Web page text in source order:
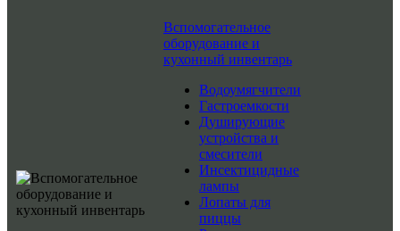
Вспомогательное
оборудование и
кухонный инвентарь
Водоумягчители
Гастроемкости
Душирующие
устройства и
смесители
Инсектицидные
лампы
Лопаты для
пиццы